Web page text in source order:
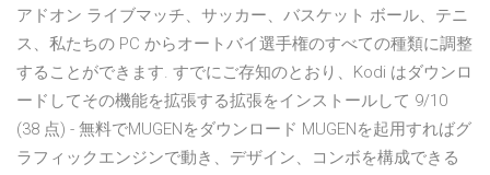
アドオン ライブマッチ、サッカー、バスケット ボール、テニ
ス、私たちの PC からオートバイ選手権のすべての種類に調整
することができます. すでにご存知のとおり、Kodi はダウンロ
ードしてその機能を拡張する拡張をインストールして 9/10
(38 点) - 無料でMUGENをダウンロード MUGENを起用すればグ
ラフィックエンジンで動き、デザイン、コンボを構成できる